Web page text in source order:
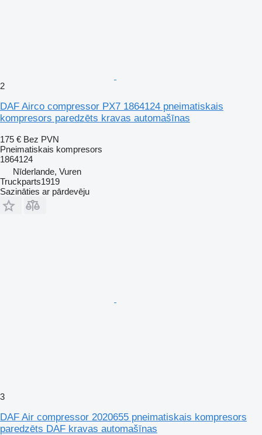
2
DAF Airco compressor PX7 1864124 pneimatiskais
kompresors paredzēts kravas automašīnas
175 € Bez PVN
Pneimatiskais kompresors
1864124
Nīderlande, Vuren
Truckparts1919
Sazināties ar pārdevēju
3
DAF Air compressor 2020655 pneimatiskais kompresors
paredzēts DAF kravas automašīnas